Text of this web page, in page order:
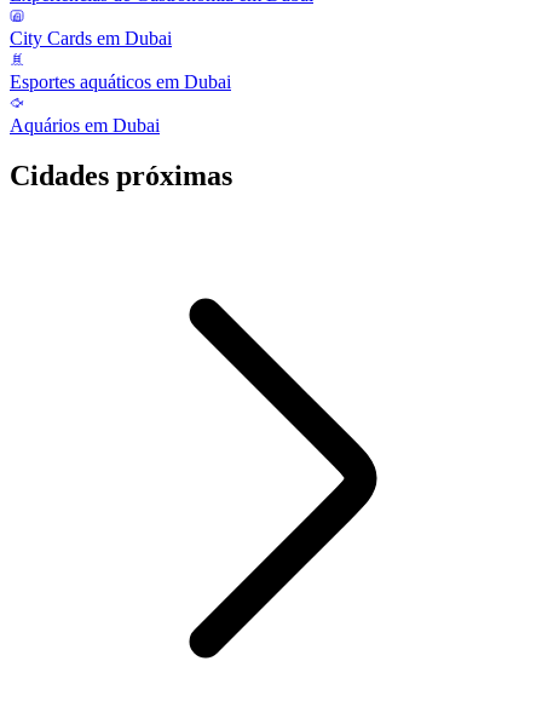
City Cards em Dubai
Esportes aquáticos em Dubai
Aquários em Dubai
Cidades próximas